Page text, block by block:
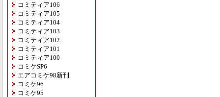
コミティア106
コミティア105
コミティア104
コミティア103
コミティア102
コミティア101
コミティア100
コミケSP6
エアコミケ98新刊
コミケ96
コミケ95